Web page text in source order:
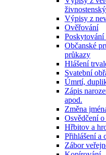
Výpisy z
Ověřování
Poskytování
Občanské
průkazy
Hlášení
Svatební
Úmrtí,
Zápis
apod.
Změna
Osvědčení
Hřbitov a
Přihlášení a
Zábor